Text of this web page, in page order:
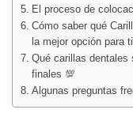
El proceso de
Cómo saber qué
la mejor opción para ti
Qué carillas dentales
finales 💯
Algunas preguntas